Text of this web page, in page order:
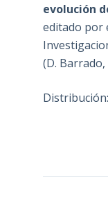
evolución
editado por
(D.